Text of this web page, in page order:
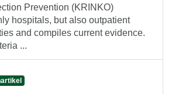
Prevention (KRINKO)
hospitals, but also outpatient
and compiles current evidence.
...